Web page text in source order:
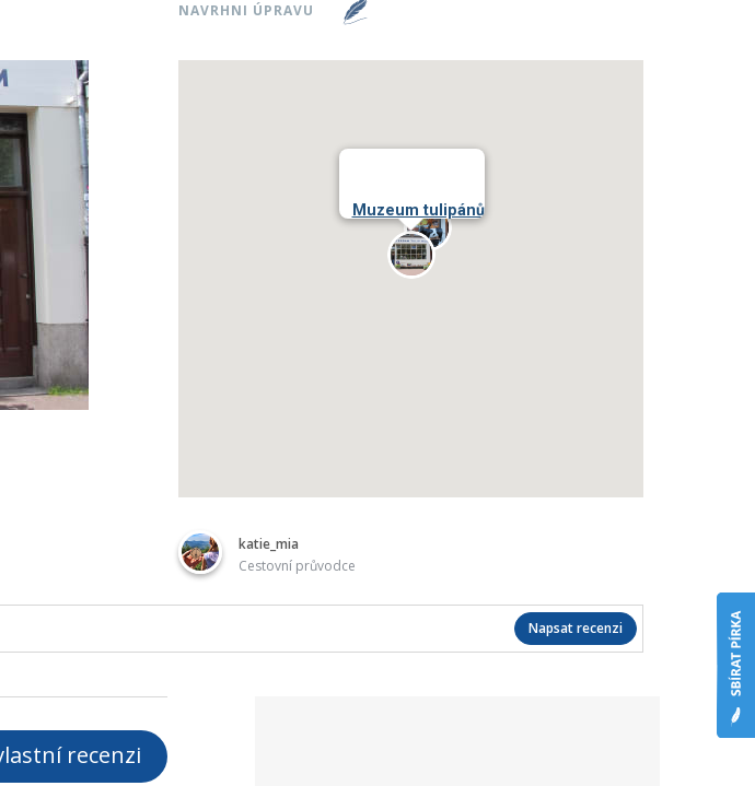
NAVRHNI ÚPRAVU
Muzeum tulipánů
katie_mia
Cestovní průvodce
Napsat recenzi
recenzi